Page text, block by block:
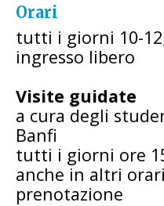
Orari
tutti i giorni 10-
ingresso libero
Visite guidate
a cura degli
Banfi
tutti i giorni ore
anche in altri
prenotazione